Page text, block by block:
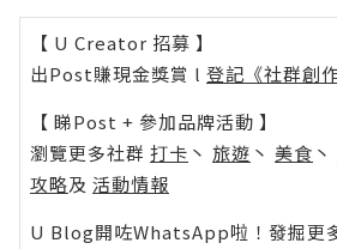
【 U Creator 招募 】
出Post賺現金獎賞 l 登記《社群創
【 睇Post + 參加品牌活動 】
瀏覽更多社群 打卡 丶 旅遊 丶 美食 丶
攻略及 活動情報
U Blog開咗WhatsApp啦！發掘更